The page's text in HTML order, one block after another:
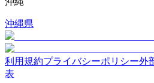
沖縄県
利用規約プライバシーポリシー外
表